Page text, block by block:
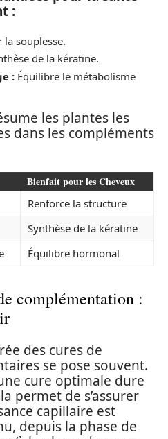
:
la souplesse.
de la kératine.
: Équilibre le métabolisme
les plantes les
dans les compléments
Bienfait pour les Cheveux
Renforce la structure
Synthèse de la kératine
Équilibre hormonal
complémentation :
des cures de
se pose souvent.
cure optimale dure
permet de s’assurer
capillaire est
depuis la phase de